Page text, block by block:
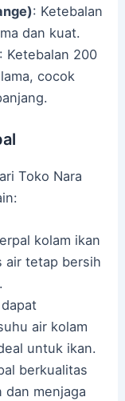
: Ketebalan
dan kuat.
: Ketebalan 200
cocok
Toko Nara
kolam ikan
air tetap bersih
air kolam
untuk ikan.
berkualitas
menjaga